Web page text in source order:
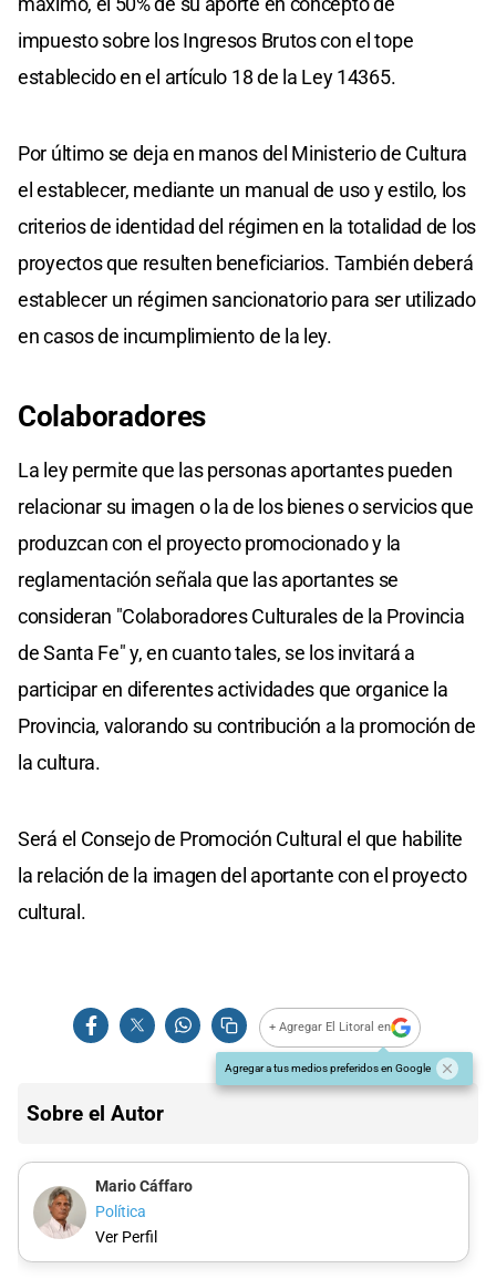
impuesto sobre los Ingresos Brutos con el tope
establecido en el artículo 18 de la Ley 14365.
Por último se deja en manos del Ministerio de Cultura
el establecer, mediante un manual de uso y estilo, los
criterios de identidad del régimen en la totalidad de los
proyectos que resulten beneficiarios. También deberá
establecer un régimen sancionatorio para ser utilizado
en casos de incumplimiento de la ley.
Colaboradores
La ley permite que las personas aportantes pueden
relacionar su imagen o la de los bienes o servicios que
produzcan con el proyecto promocionado y la
reglamentación señala que las aportantes se
consideran "Colaboradores Culturales de la Provincia
de Santa Fe" y, en cuanto tales, se los invitará a
participar en diferentes actividades que organice la
Provincia, valorando su contribución a la promoción de
la cultura.
Será el Consejo de Promoción Cultural el que habilite
la relación de la imagen del aportante con el proyecto
cultural.
+ Agregar El Litoral en
Agregar a tus medios preferidos en Google
Sobre el Autor
Mario Cáffaro
Política
Ver Perfil